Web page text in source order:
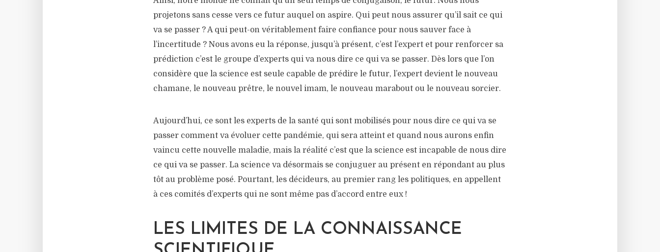
projetons sans cesse vers ce futur auquel on aspire. Qui peut nous assurer qu’il sait ce qui
va se passer ? A qui peut-on véritablement faire confiance pour nous sauver face à
l’incertitude ? Nous avons eu la réponse, jusqu’à présent, c’est l’expert et pour renforcer sa
prédiction c’est le groupe d’experts qui va nous dire ce qui va se passer. Dès lors que l’on
considère que la science est seule capable de prédire le futur, l’expert devient le nouveau
chamane, le nouveau prêtre, le nouvel imam, le nouveau marabout ou le nouveau sorcier.
Aujourd’hui, ce sont les experts de la santé qui sont mobilisés pour nous dire ce qui va se
passer comment va évoluer cette pandémie, qui sera atteint et quand nous aurons enfin
vaincu cette nouvelle maladie, mais la réalité c’est que la science est incapable de nous dire
ce qui va se passer. La science va désormais se conjuguer au présent en répondant au plus
tôt au problème posé. Pourtant, les décideurs, au premier rang les politiques, en appellent
à ces comités d’experts qui ne sont même pas d’accord entre eux !
LES LIMITES DE LA CONNAISSANCE